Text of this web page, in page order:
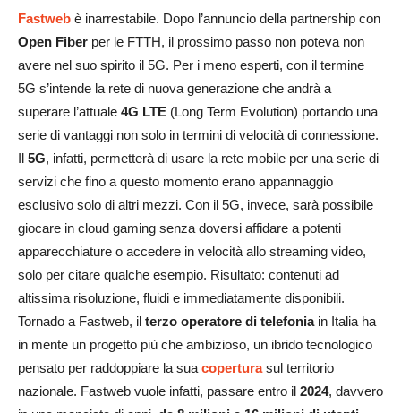
Fastweb è inarrestabile. Dopo l’annuncio della partnership con
Open Fiber per le FTTH, il prossimo passo non poteva non
avere nel suo spirito il 5G. Per i meno esperti, con il termine
5G s’intende la rete di nuova generazione che andrà a
superare l’attuale 4G LTE (Long Term Evolution) portando una
serie di vantaggi non solo in termini di velocità di connessione.
Il 5G, infatti, permetterà di usare la rete mobile per una serie di
servizi che fino a questo momento erano appannaggio
esclusivo solo di altri mezzi. Con il 5G, invece, sarà possibile
giocare in cloud gaming senza doversi affidare a potenti
apparecchiature o accedere in velocità allo streaming video,
solo per citare qualche esempio. Risultato: contenuti ad
altissima risoluzione, fluidi e immediatamente disponibili.
Tornado a Fastweb, il terzo operatore di telefoniain Italia ha
in mente un progetto più che ambizioso, un ibrido tecnologico
pensato per raddoppiare la sua coperturasul territorio
nazionale. Fastweb vuole infatti, passare entro il 2024, davvero